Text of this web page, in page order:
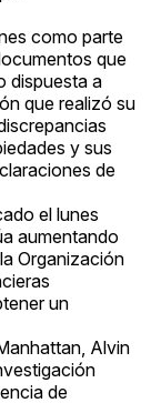
como parte
que
dispuesta a
que realizó su
y sus
de
el lunes
aumentando
Organización
un
Alvin
de